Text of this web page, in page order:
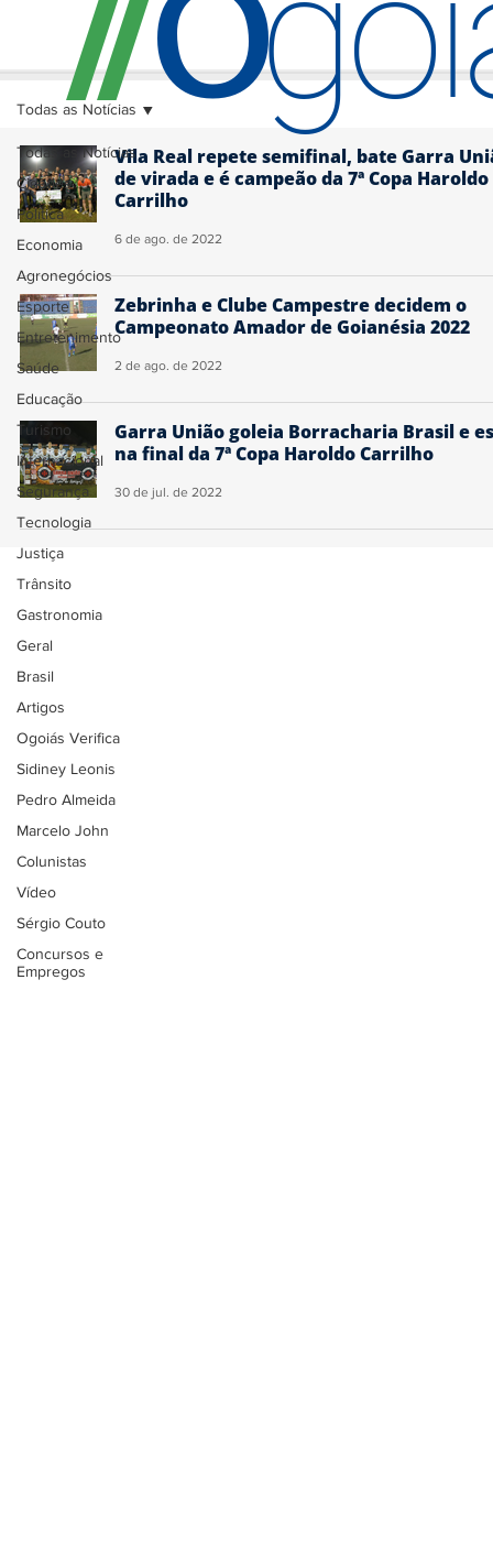
Todas as Notícias
Cidades
Política
Economia
Agronegócios
Esporte
Entretenimento
Saúde
Educação
Turismo
Internacional
Segurança
Tecnologia
Justiça
Trânsito
Gastronomia
Geral
Brasil
Artigos
Ogoiás Verifica
Sidiney Leonis
Pedro Almeida
Marcelo John
Colunistas
Vídeo
Sérgio Couto
Concursos e
Empregos
Todas as Notícias
Vila Real repete semifinal, bate Garra
de virada e é campeão da 7ª Copa Haroldo
Carrilho
6 de ago. de 2022
Zebrinha e Clube Campestre decidem o
Campeonato Amador de Goianésia 2022
2 de ago. de 2022
Garra União goleia Borracharia Brasil e
na final da 7ª Copa Haroldo Carrilho
30 de jul. de 2022